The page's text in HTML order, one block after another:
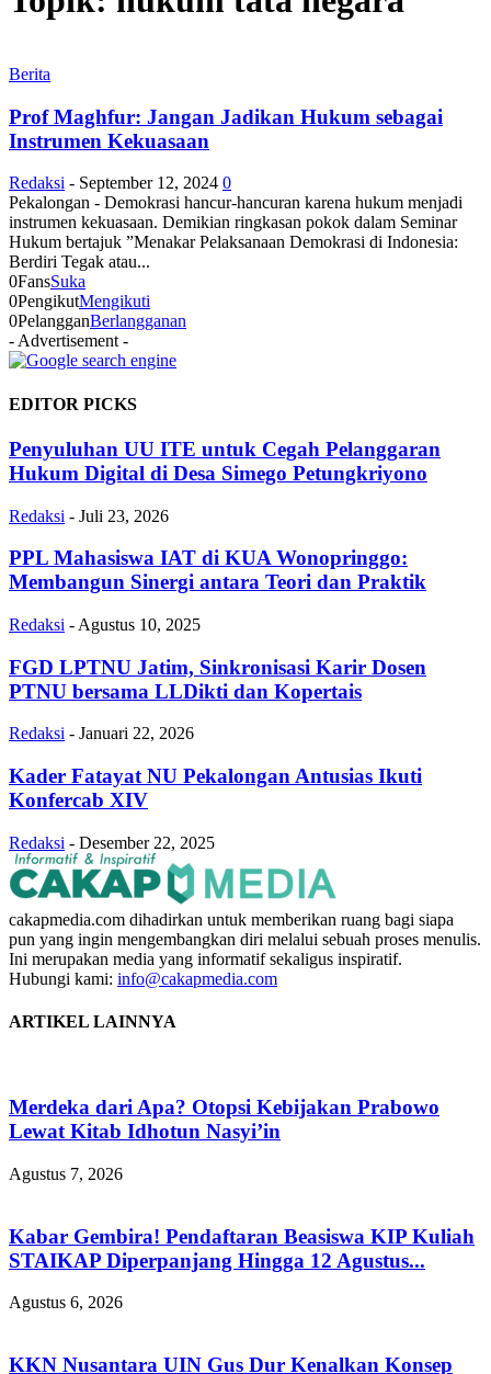
Berita
Prof Maghfur: Jangan Jadikan Hukum sebagai
Instrumen Kekuasaan
Redaksi - September 12, 2024 0
Pekalongan - Demokrasi hancur-hancuran karena hukum menjadi
instrumen kekuasaan. Demikian ringkasan pokok dalam Seminar
Hukum bertajuk ”Menakar Pelaksanaan Demokrasi di Indonesia:
Berdiri Tegak atau...
0FansSuka
0PengikutMengikuti
0PelangganBerlangganan
- Advertisement -
EDITOR PICKS
Penyuluhan UU ITE untuk Cegah Pelanggaran
Hukum Digital di Desa Simego Petungkriyono
Redaksi - Juli 23, 2026
PPL Mahasiswa IAT di KUA Wonopringgo:
Membangun Sinergi antara Teori dan Praktik
Redaksi - Agustus 10, 2025
FGD LPTNU Jatim, Sinkronisasi Karir Dosen
PTNU bersama LLDikti dan Kopertais
Redaksi - Januari 22, 2026
Kader Fatayat NU Pekalongan Antusias Ikuti
Konfercab XIV
Redaksi - Desember 22, 2025
cakapmedia.com dihadirkan untuk memberikan ruang bagi siapa
pun yang ingin mengembangkan diri melalui sebuah proses menulis.
Ini merupakan media yang informatif sekaligus inspiratif.
Hubungi kami: info@cakapmedia.com
ARTIKEL LAINNYA
Merdeka dari Apa? Otopsi Kebijakan Prabowo
Lewat Kitab Idhotun Nasyi’in
Agustus 7, 2026
Kabar Gembira! Pendaftaran Beasiswa KIP Kuliah
STAIKAP Diperpanjang Hingga 12 Agustus...
Agustus 6, 2026
KKN Nusantara UIN Gus Dur Kenalkan Konsep